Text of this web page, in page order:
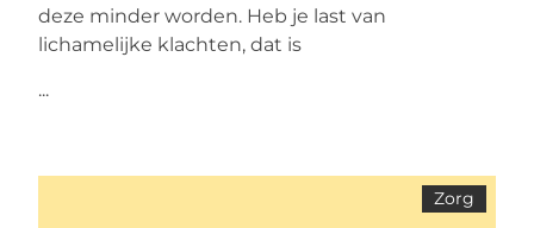
deze minder worden. Heb je last van
lichamelijke klachten, dat is
...
Zorg